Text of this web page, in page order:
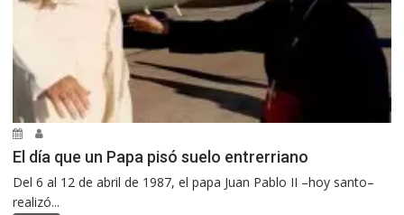
El día que un Papa pisó suelo entrerriano
Del 6 al 12 de abril de 1987, el papa Juan Pablo II –hoy santo–
realizó...